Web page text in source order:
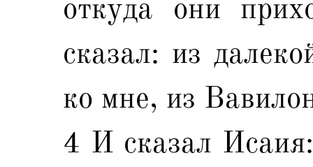
откуда они
сказал: из
ко мне, из
4 И сказал